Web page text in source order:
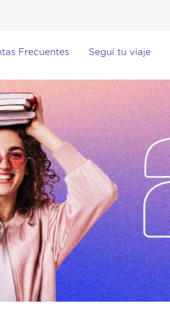
Frecuentes Seguí tu viaje